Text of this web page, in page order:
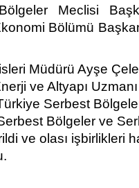
Meclisi
Bölümü
Müdürü Ayşe
ve Altyapı
Serbest
Bölgeler ve
ve olası işbirlikleri